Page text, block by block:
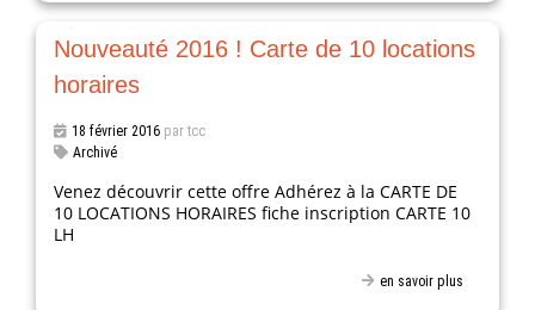
Nouveauté 2016 ! Carte de 10 locations
horaires
18 février 2016 par tcc
Archivé
Venez découvrir cette offre Adhérez à la CARTE DE
10 LOCATIONS HORAIRES fiche inscription CARTE 10
LH
en savoir plus